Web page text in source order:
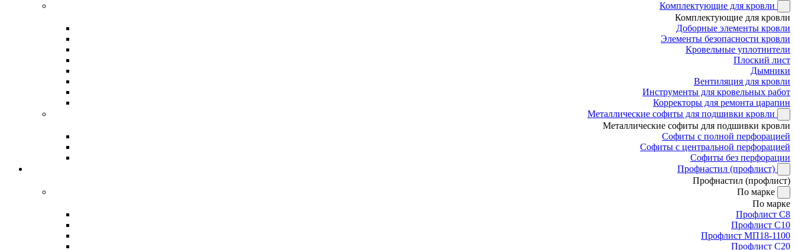
Комплектующие для кровли
Комплектующие для кровли
Доборные элементы кровли
Элементы безопасности кровли
Кровельные уплотнители
Плоский лист
Дымники
Вентиляция для кровли
Инструменты для кровельных работ
Корректоры для ремонта царапин
Металлические софиты для подшивки кровли
Металлические софиты для подшивки кровли
Софиты с полной перфорацией
Софиты с центральной перфорацией
Софиты без перфорации
Профнастил (профлист)
Профнастил (профлист)
По марке
По марке
Профлист С8
Профлист С10
Профлист МП18-1100
Профлист С20